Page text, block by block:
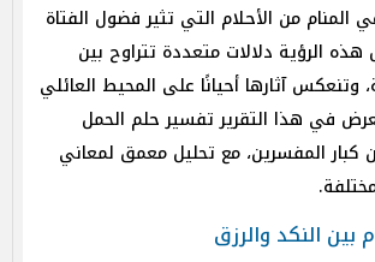
المنام من الأحلام التي تثير فضول الفتاة
هذه الرؤية دلالات متعددة تتراوح بين
وتنعكس آثارها أحيانًا على المحيط العائلي
في هذا التقرير تفسير حلم الحمل
كبار المفسرين، مع تحليل معمق لمعاني
بين النكد والرزق